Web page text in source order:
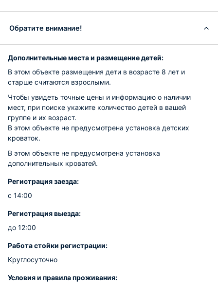
Обратите внимание!
Дополнительные места и размещение детей:
В этом объекте размещения дети в возрасте 8 лет и
старше считаются взрослыми.
Чтобы увидеть точные цены и информацию о наличии
мест, при поиске укажите количество детей в вашей
группе и их возраст.
В этом объекте не предусмотрена установка детских
кроваток.
В этом объекте не предусмотрена установка
дополнительных кроватей.
Регистрация заезда:
с 14:00
Регистрация выезда:
до 12:00
Работа стойки регистрации:
Круглосуточно
Условия и правила проживания: